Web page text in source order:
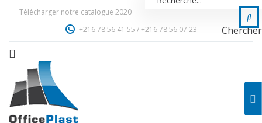
Télécharger notre catalogue 2020
+216 78 56 41 55 /+216 78 56 07 23 Chercher